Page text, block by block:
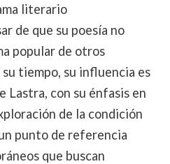
literario
de que su poesía no
popular de otros
tiempo, su influencia es
Lastra, con su énfasis en
de la condición
punto de referencia
que buscan